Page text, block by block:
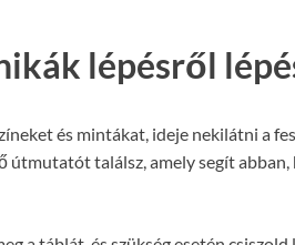
lépésről
és mintákat, ideje nekilátni a
útmutatót találsz, amely segít